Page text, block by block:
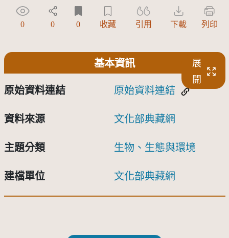
0 0 0 收藏 引用 下載 列印
基本資訊
展
開
原始資料連結 原始資料連結
資料來源 文化部典藏網
主題分類 生物、生態與環境
建檔單位 文化部典藏網